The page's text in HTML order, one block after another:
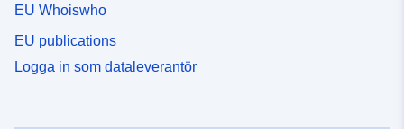
EU Whoiswho
EU publications
Logga in som dataleverantör